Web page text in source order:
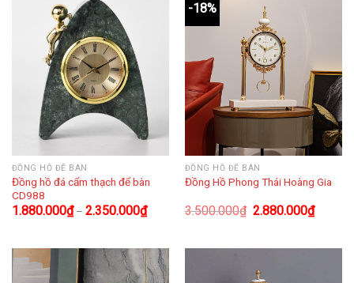
ĐỒNG HỒ ĐỂ BÀN
Đồng hồ đá cẩm thạch để bàn
CD988
1.880.000₫– 2.350.000₫
-18%
ĐỒNG HỒ ĐỂ BÀN
Đồng Hồ Phong Thái Hoàng Gia
3.500.000₫ 2.880.000₫